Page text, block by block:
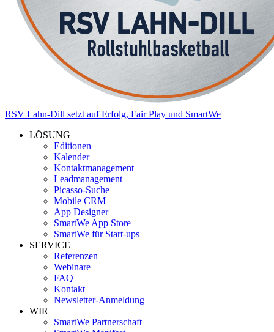
RSV Lahn-Dill setzt auf Erfolg, Fair Play und SmartWe
LÖSUNG
Editionen
Kalender
Kontaktmanagement
Leadmanagement
Picasso-Suche
Mobile CRM
App Designer
SmartWe App Store
SmartWe für Start-ups
SERVICE
Referenzen
Webinare
FAQ
Kontakt
Newsletter-Anmeldung
WIR
SmartWe Partnerschaft